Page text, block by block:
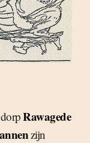
Rawagede
zijn